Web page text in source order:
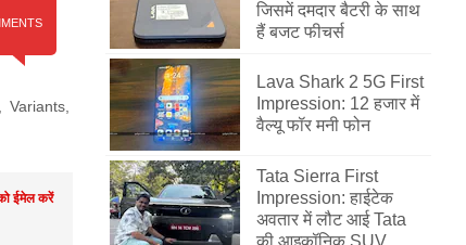
Variants
ईमेल करें
जिसमें दमदार बैटरी के साथ
हैं बजट फीचर्स
Lava Shark 2 5G First
Impression: 12 हजार में
वैल्यू फॉर मनी फोन
Tata Sierra First
Impression: हाईटेक
अवतार में लौट आई Tata
की आइकॉनिक SUV